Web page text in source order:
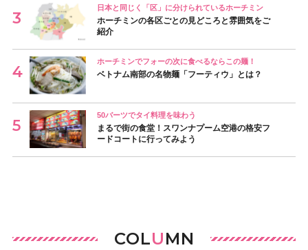
日本と同じく「区」に分けられているホーチミン
ホーチミンの各区ごとの見どころと雰囲気をご
紹介
ホーチミンでフォーの次に食べるならこの麺！
ベトナム南部の名物麺「フーティウ」とは？
50バーツでタイ料理を味わう
まるで街の食堂！スワンナプーム空港の格安フ
ードコートに行ってみよう
COLUMN